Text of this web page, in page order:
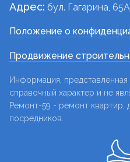
Адрес: бул. Гагарина,
Положение о
Продвижение
Информация,
справочный характер и не
Ремонт-59 - ремонт
посредников.